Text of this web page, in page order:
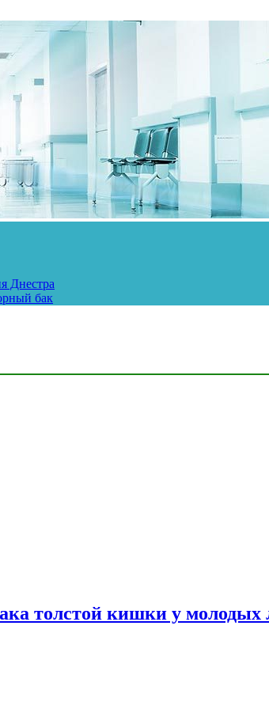
Днестра
бак
толстой кишки у молодых